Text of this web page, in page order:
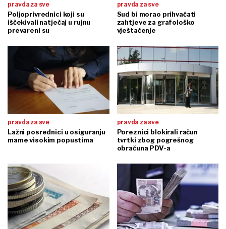
pravda za sve
Poljoprivrednici koji su
iščekivali natječaj u rujnu
prevareni su
pravda za sve
Sud bi morao prihvaćati
zahtjeve za grafološko
vještačenje
pravda za sve
Lažni posrednici u osiguranju
mame visokim popustima
pravda za sve
Poreznici blokirali račun
tvrtki zbog pogrešnog
obračuna PDV-a